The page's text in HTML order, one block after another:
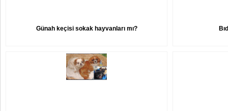
Günah keçisi sokak hayvanları mı?